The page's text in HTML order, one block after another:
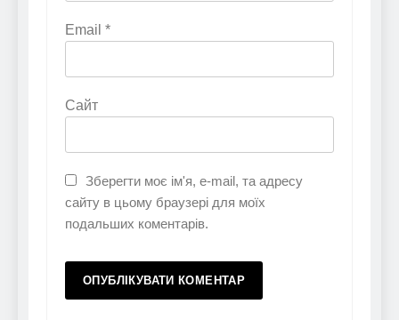
Email *
Сайт
Зберегти моє ім'я, e-mail, та адресу
сайту в цьому браузері для моїх
подальших коментарів.